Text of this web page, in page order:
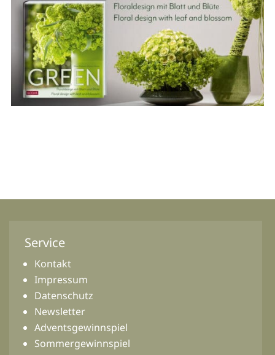
Service
Kontakt
Impressum
Datenschutz
Newsletter
Adventsgewinnspiel
Sommergewinnspiel